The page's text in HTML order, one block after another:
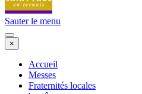
Sauter le menu
×
Accueil
Messes
Fraternités locales